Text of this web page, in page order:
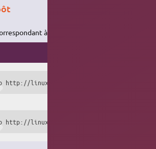
à votre version d'Ubuntu :
http://linux.dropbox.com/ubuntu bionic
http://linux.dropbox.com/ubuntu xenial